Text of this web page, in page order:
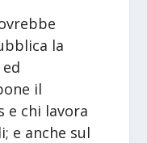
la
il
e chi lavora
e anche sul